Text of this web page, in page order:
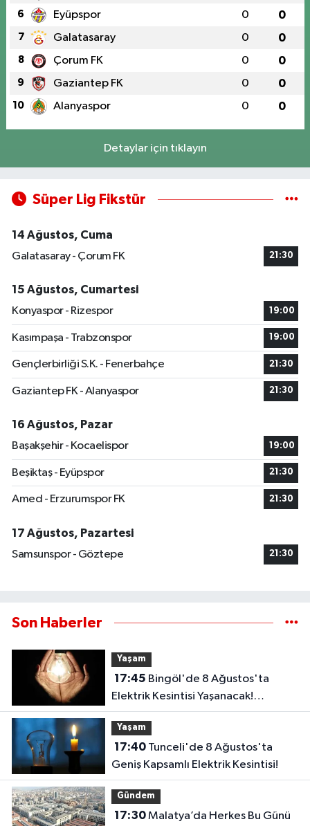
6 Eyüpspor 0 0
7 Galatasaray 0 0
8 Çorum FK 0 0
9 Gaziantep FK 0 0
10 Alanyaspor 0 0
Detaylar için tıklayın
Süper Lig Fikstür
14 Ağustos, Cuma
Galatasaray - Çorum FK
21:30
15 Ağustos, Cumartesi
Konyaspor - Rizespor
19:00
Kasımpaşa - Trabzonspor 19:00
Gençlerbirliği S.K. - Fenerbahçe 21:30
Gaziantep FK - Alanyaspor 21:30
16 Ağustos, Pazar
Başakşehir - Kocaelispor
19:00
Beşiktaş - Eyüpspor 21:30
Amed - Erzurumspor FK 21:30
17 Ağustos, Pazartesi
Samsunspor - Göztepe
21:30
Son Haberler
Yaşam
17:45
Elektrik Kesintisi Yaşanacak!
Karlıova'da 2 Köy Etkilenecek
Yaşam
17:40Tunceli'de 8 Ağustos'ta
Geniş Kapsamlı Elektrik Kesintisi!
Gündem
17:30Malatya’da Herkes Bu Günü